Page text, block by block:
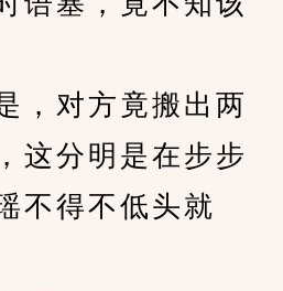
，对方竟搬出两
这分明是在步步
不得不低头就